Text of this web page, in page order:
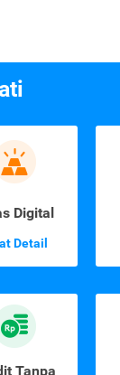
Digital
Detail
Tanpa